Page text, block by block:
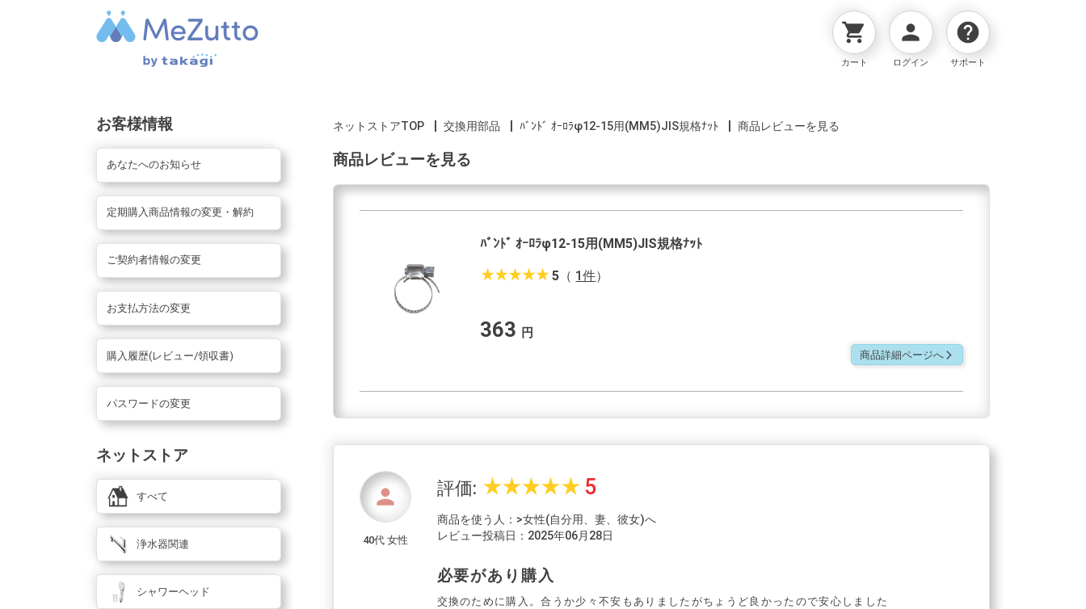
shopping_cart
カート
person
ログイン
help
サポート
ネットストアTOP 交換用部品 ﾊﾞﾝﾄﾞ ｵｰﾛﾗφ12-15用(MM5)JIS規格ﾅｯﾄ 商品レビューを見る
商品レビューを見る
ﾊﾞﾝﾄﾞ ｵｰﾛﾗφ12-15用(MM5)JIS規格ﾅｯﾄ
star_ratestar_ratestar_ratestar_ratestar_rate 5 （ 1件）
363 円
商品詳細ページへ arrow_forward_ios
person
40代 女性
評価: star_ratestar_ratestar_ratestar_ratestar_rate 5
商品を使う人：>女性(自分用、妻、彼女)へ
レビュー投稿日：2025年06月28日
必要があり購入
交換のために購入。合うか少々不安もありましたがちょうど良かったので安心しました
お客様情報
あなたへのお知らせ
定期購入商品情報の変更・解約
ご契約者情報の変更
お支払方法の変更
購入履歴(レビュー/領収書)
パスワードの変更
ネットストア
すべて
浄水器関連
シャワーヘッド